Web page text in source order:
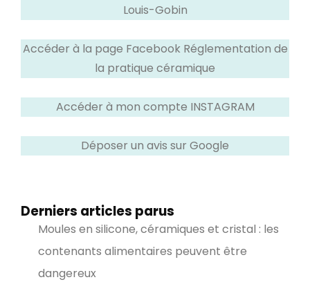
Louis-Gobin
Accéder à la page Facebook Réglementation de
la pratique céramique
Accéder à mon compte INSTAGRAM
Déposer un avis sur Google
Derniers articles parus
Moules en silicone, céramiques et cristal : les
contenants alimentaires peuvent être
dangereux